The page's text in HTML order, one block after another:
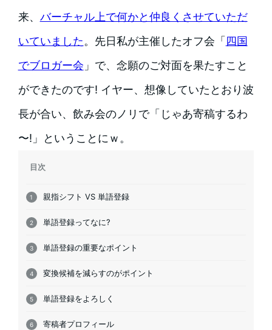
来、 バーチャル上で何かと仲良くさせていただ
いていました。先日私が主催したオフ会「 四国
でブロガー会 」で、念願のご対面を果たすこと
ができたのです! イヤー、想像していたとおり波
長が合い、飲み会のノリで「じゃあ寄稿するわ
〜!」ということにｗ。
目次
親指シフト VS 単語登録
単語登録ってなに?
単語登録の重要なポイント
変換候補を減らすのがポイント
単語登録をよろしく
寄稿者プロフィール